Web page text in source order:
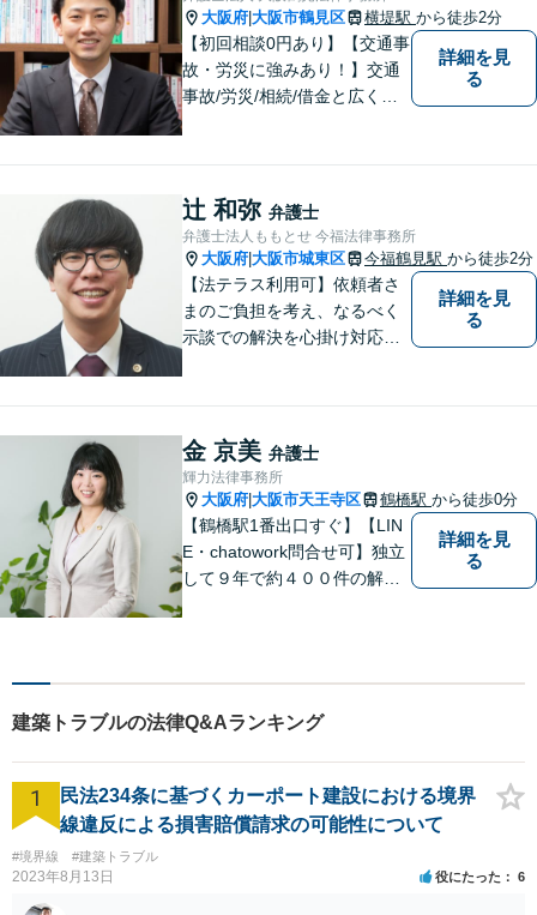
します【放出駅1分】
大阪府 大阪市鶴見区 横堤駅 から徒歩2分
【初回相談0円あり】【交通事
故・労災に強みあり！】交通
事故/労災/相続/借金と広く法
にご相談ください。【労災事
故：9年前の事故でも数千万円
の賠償を獲得】
詳細を見
る
辻 和弥 弁護士
弁護士法人ももとせ 今福法律事務所
大阪府 大阪市城東区 今福鶴見駅 から徒歩2分
【法テラス利用可】依頼者さ
まのご負担を考え、なるべく
示談での解決を心掛け対応い
で頼れる弁護士を目指しま
す。【休日相談可】【今福鶴
見駅2分】
詳細を見
る
金 京美 弁護士
輝力法律事務所
大阪府 大阪市天王寺区 鶴橋駅 から徒歩0分
【鶴橋駅1番出口すぐ】【LIN
E・chatowork問合せ可】独立
して９年で約４００件の解決
さ」「人間力」「交渉力」を
駆使して依頼者様の笑顔を取
り戻すべく全力で取り組みま
す。
詳細を見
る
建築トラブルの法律Q&Aランキング
1
民法234条に基づくカーポート建設における境界
線違反による損害賠償請求の可能性について
#境界線 #建築トラブル
2023年8月13日 役にたった 6